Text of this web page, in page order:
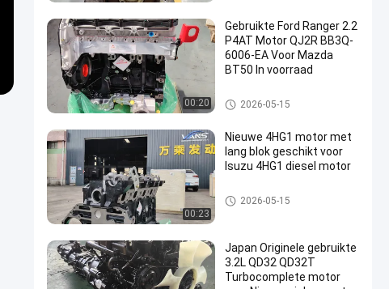
00:20
Gebruikte Ford Ranger 2.2
P4AT Motor QJ2R BB3Q-
6006-EA Voor Mazda
BT50 In voorraad
Japanse Motoronderdelen
2026-05-15
00:23
Nieuwe 4HG1 motor met
lang blok geschikt voor
Isuzu 4HG1 diesel motor
Japanse Motoronderdelen
2026-05-15
Japan Originele gebruikte
3.2L QD32 QD32T
Turbocomplete motor